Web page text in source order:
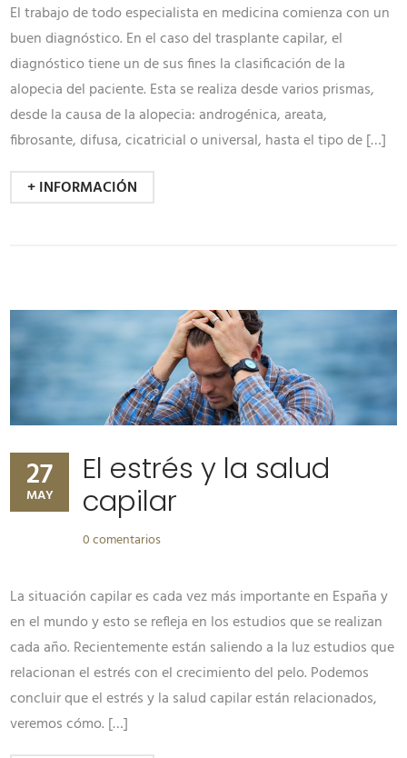
El trabajo de todo especialista en medicina comienza con un
buen diagnóstico. En el caso del trasplante capilar, el
diagnóstico tiene un de sus fines la clasificación de la
alopecia del paciente. Esta se realiza desde varios prismas,
desde la causa de la alopecia: androgénica, areata,
fibrosante, difusa, cicatricial o universal, hasta el tipo de […]
+ INFORMACIÓN
27
MAY
El estrés y la salud
capilar
0 comentarios
La situación capilar es cada vez más importante en España y
en el mundo y esto se refleja en los estudios que se realizan
cada año. Recientemente están saliendo a la luz estudios que
relacionan el estrés con el crecimiento del pelo. Podemos
concluir que el estrés y la salud capilar están relacionados,
veremos cómo. […]